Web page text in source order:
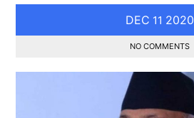
DEC 11 2020
NO COMMENTS